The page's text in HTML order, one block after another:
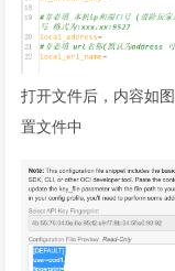
打开文件后，内容如
置文件中